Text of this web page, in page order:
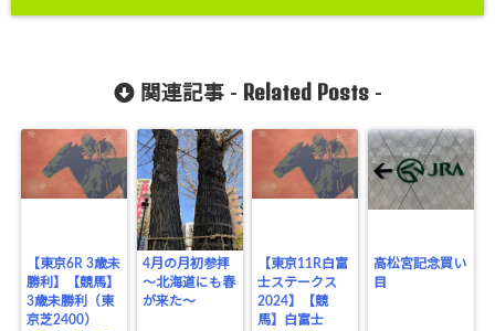
関連記事 - Related Posts-
【東京6R 3歳未
勝利】【競馬】
3歳未勝利（東
京芝2400）
4月の月初参拝
～北海道にも春
が来た～
【東京11R白富
士ステークス
2024】【競
馬】白富士
高松宮記念買い
目